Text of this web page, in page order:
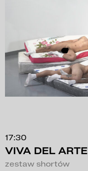
17:30
VIVA DEL ARTE
zestaw shortów